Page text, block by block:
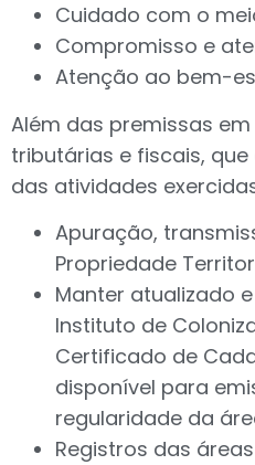
Cuidado com o
Compromisso e
Atenção ao bem-
Além das premissas
tributárias e fiscais,
das atividades
Apuração,
Propriedade
Manter atualizado
Instituto de
Certificado de
disponível para
regularidade da
Registros das